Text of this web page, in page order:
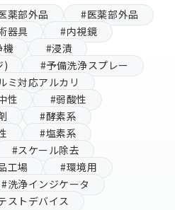
薬部外品
#医薬部外品
器具
#内視鏡
機
#浸漬
)
#予備洗浄スプレー
ミ対応アルカリ
性
#弱酸性
#酵素系
#塩素系
#スケール除去
工場
#環境用
#洗浄インジケータ
ストデバイス